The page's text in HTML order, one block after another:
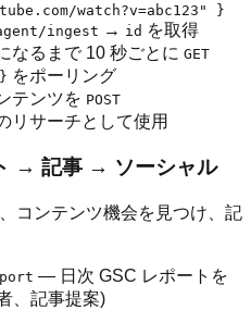
watch?v=abc123" }
ingest → id を取得
なるまで 10 秒ごとに GET
をポーリング
テンツを POST
リサーチとして使用
→ 記事 → ソーシャル
コンテンツ機会を見つけ、記
— 日次 GSC レポートを
、記事提案)